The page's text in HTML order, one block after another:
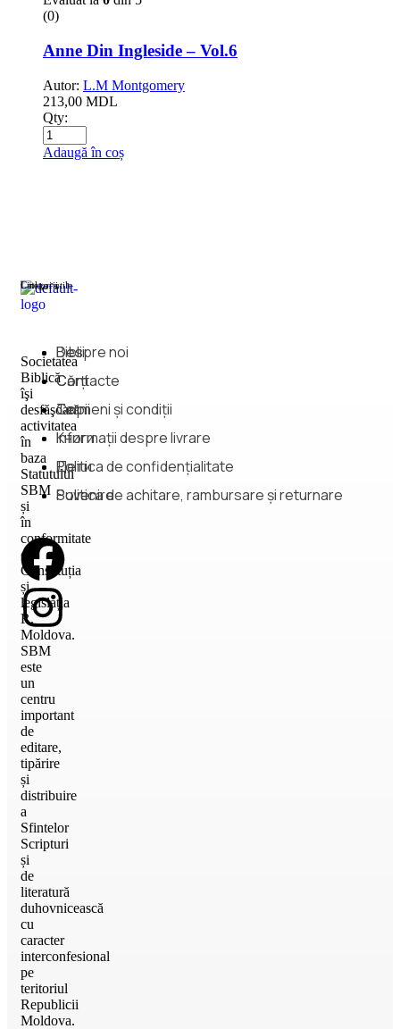
(0)
Anne Din Ingleside – Vol.6
Autor: L.M Montgomery
213,00 MDL
Qty:
Adaugă în coș
Societatea
Biblică
îşi
desfăşoară
activitatea
în
baza
Statutului
SBM
și
în
conformitate
cu
Constituția
și
legislația
R.
Moldova.
SBM
este
un
centru
important
de
editare,
tipărire
și
distribuire
a
Sfintelor
Scripturi
și
de
literatură
duhovnicească
cu
caracter
interconfesional
pe
teritoriul
Republicii
Moldova.
Categorii
Biblii
Cărți
Copii
Книги
Дети
Suvenire
Linkuri utile
Despre noi
Contacte
Termeni și condiții
Informații despre livrare
Politica de confidențialitate
Politica de achitare, rambursare și returnare